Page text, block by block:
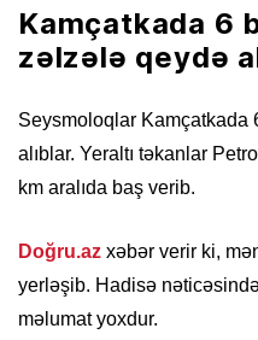
Kamçatkada 6
zəlzələ qeydə
Seysmoloqlar Kamçatkada
alıblar. Yeraltı təkanlar
km aralıda baş verib.
Doğru.az xəbər verir ki,
yerləşib. Hadisə
məlumat yoxdur.